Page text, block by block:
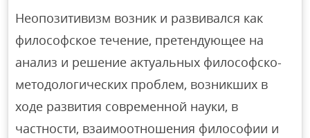
Неопозитивизм возник и развивался как
философское течение, претендующее на
анализ и решение актуальных философско-
методологических проблем, возникших в
ходе развития современной науки, в
частности, взаимоотношения философии и